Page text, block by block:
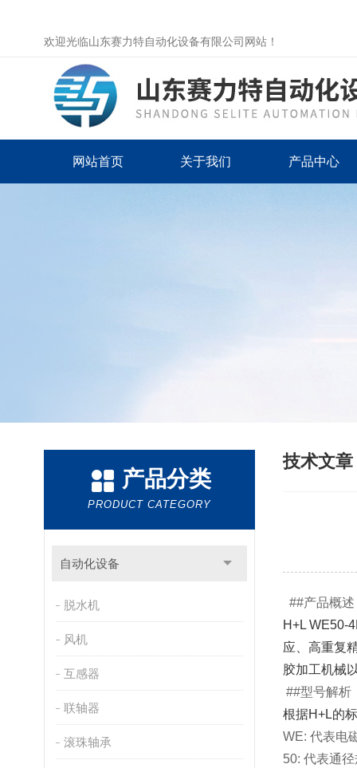
欢迎光临山东赛力特自动化设备有限公司网站！
网站首页 关于我们 产品中心
产品分类
PRODUCT CATEGORY
自动化设备
脱水机
风机
互感器
联轴器
滚珠轴承
技术文章
##产品概述
H+L WE50-
应、高重复
胶加工机械
##型号解析
根据H+L的
WE‌: 代表电
50‌: 代表通